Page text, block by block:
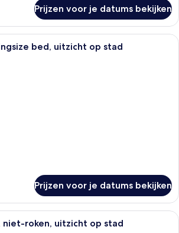
Prijzen voor je datums bekijken
Een hotelkamer met een bureau,
bed, uitzicht op stad
Prijzen voor je datums bekijken
Een moderne hotelkamer met een
niet-roken, uitzicht op stad